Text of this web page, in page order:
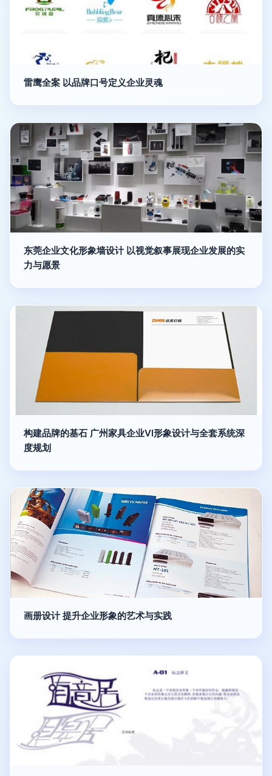
雷鹰全案 以品牌口号定义企业灵魂
东莞企业文化形象墙设计 以视觉叙事展现企业发展的实
力与愿景
构建品牌的基石 广州家具企业VI形象设计与全套系统深
度规划
画册设计 提升企业形象的艺术与实践